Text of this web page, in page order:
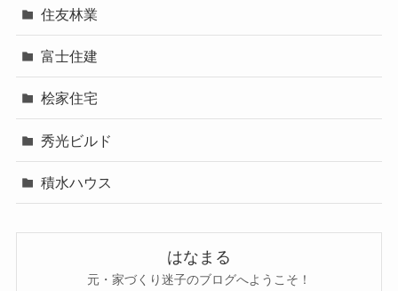
住友林業
富士住建
桧家住宅
秀光ビルド
積水ハウス
はなまる
元・家づくり迷子のブログへようこそ！